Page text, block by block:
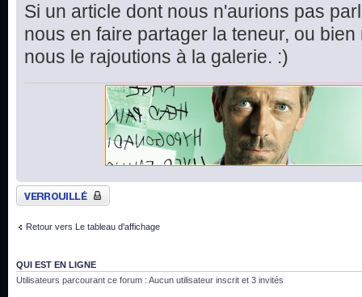
Si un article dont nous n'aurions pas
nous en faire partager la teneur, ou
nous le rajoutions à la galerie. :)
Sujet verrouillé
Retour vers Le tableau d'affichage
QUI EST EN LIGNE
Utilisateurs parcourant ce forum : Aucun utilisateur inscrit et 3 invités